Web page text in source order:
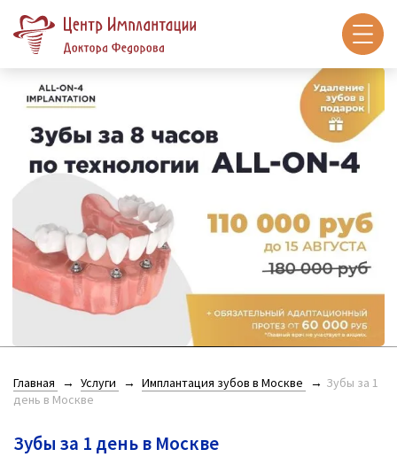
Главная Услуги Имплантация зубов в Москве
Зубы за 1
день в Москве
Зубы за 1 день в Москве